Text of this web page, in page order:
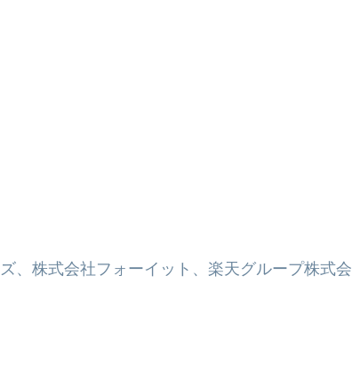
、株式会社フォーイット、楽天グループ株式会